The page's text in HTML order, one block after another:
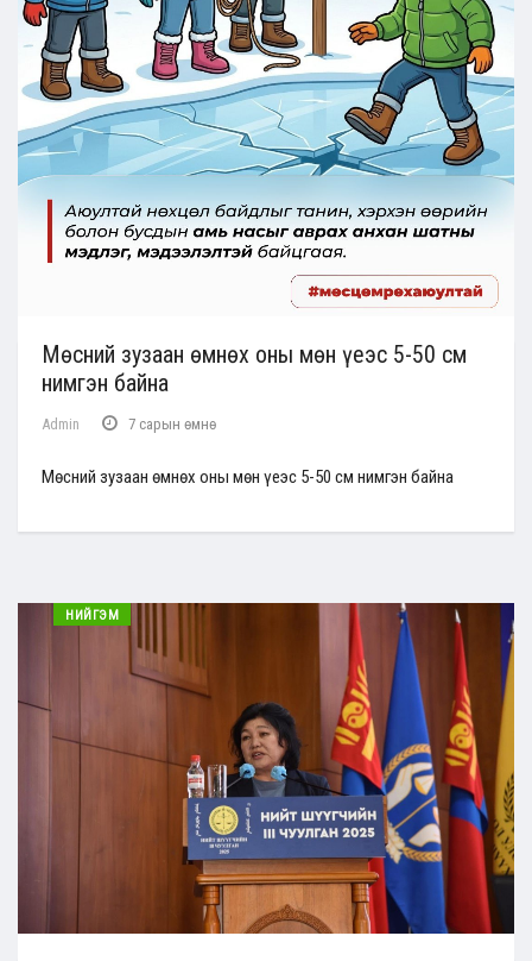
Мөсний зузаан өмнөх оны мөн үеэс 5-50 см
нимгэн байна
Admin 7 сарын өмнө
Мөсний зузаан өмнөх оны мөн үеэс 5-50 см нимгэн байна
НИЙГЭМ